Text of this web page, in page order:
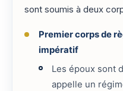
sont soumis à deux
Premier corps de
impératif
Les époux sont
appelle un